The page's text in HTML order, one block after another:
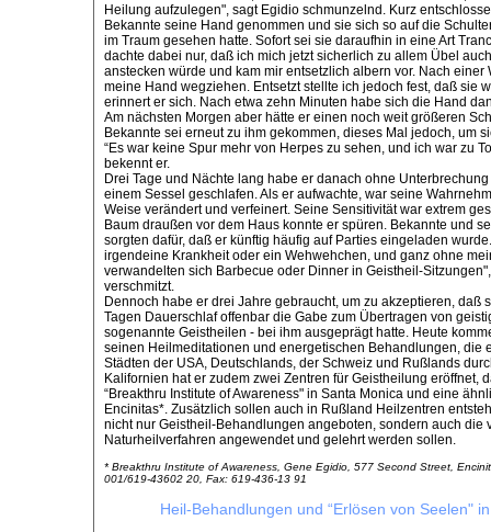
Heilung aufzulegen", sagt Egidio schmunzelnd. Kurz
Bekannte seine Hand genommen und sie sich so auf die
im Traum gesehen hatte. Sofort sei sie daraufhin in eine Art
dachte dabei nur, daß ich mich jetzt sicherlich zu allem Übel
anstecken würde und kam mir entsetzlich albern vor. Nach einer
meine Hand wegziehen. Entsetzt stellte ich jedoch fest, daß sie
erinnert er sich. Nach etwa zehn Minuten habe sich die Hand
Am nächsten Morgen aber hätte er einen noch weit größeren
Bekannte sei erneut zu ihm gekommen, dieses Mal jedoch, um
“Es war keine Spur mehr von Herpes zu sehen, und ich war zu
bekennt er.
Drei Tage und Nächte lang habe er danach ohne
einem Sessel geschlafen. Als er aufwachte, war seine
Weise verändert und verfeinert. Seine Sensitivität war extrem
Baum draußen vor dem Haus konnte er spüren. Bekannte und
sorgten dafür, daß er künftig häufig auf Parties eingeladen
irgendeine Krankheit oder ein Wehwehchen, und ganz ohne
verwandelten sich Barbecue oder Dinner in Geistheil-
verschmitzt.
Dennoch habe er drei Jahre gebraucht, um zu akzeptieren, daß
Tagen Dauerschlaf offenbar die Gabe zum Übertragen von
sogenannte Geistheilen - bei ihm ausgeprägt hatte. Heute
seinen Heilmeditationen und energetischen Behandlungen, die
Städten der USA, Deutschlands, der Schweiz und Rußlands
Kalifornien hat er zudem zwei Zentren für Geistheilung eröffnet,
“Breakthru Institute of Awareness" in Santa Monica und eine
Encinitas*. Zusätzlich sollen auch in Rußland Heilzentren
nicht nur Geistheil-Behandlungen angeboten, sondern auch die
Naturheilverfahren angewendet und gelehrt werden sollen.
* Breakthru Institute of Awareness, Gene Egidio, 577 Second Street,
001/619-43602 20, Fax: 619-436-13 91
Heil-Behandlungen und “Erlösen von Seelen"